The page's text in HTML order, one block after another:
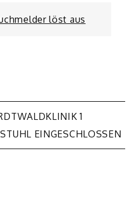
löst aus
1
EINGESCHLOSSEN